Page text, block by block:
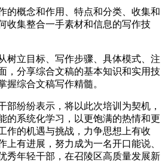
的概念和作用、特点和分类、收集和
收集整合一手素材和信息的写作技
树立目标、写作步骤、具体模式、注
，分享综合文稿的基本知识和实用技
握综合文稿写作精髓。
部纷纷表示，将以此次培训为契机，
的系统化学习，以更饱满的热情和更
作的机遇与挑战，力争思想上有收
上有进展，努力成为一名开口能说、
秀年轻干部，在召陵区高质量发展新